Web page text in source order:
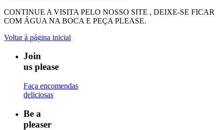
CONTINUE A VISITA PELO NOSSO SITE , DEIXE-SE FICAR
COM ÁGUA NA BOCA E PEÇA PLEASE.
Voltar à página inicial
Join
us please
Faça encomendas
deliciosas
Be a
pleaser